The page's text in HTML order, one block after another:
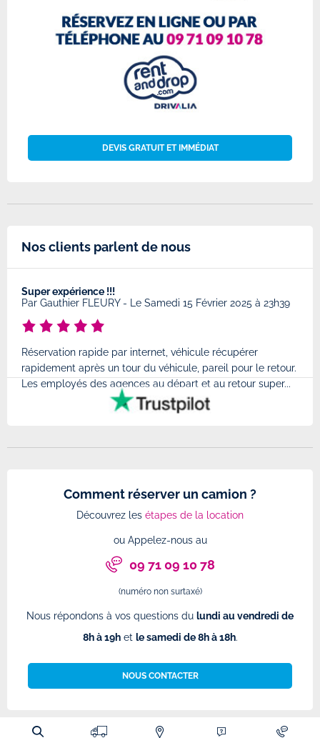
DEVIS GRATUIT ET IMMÉDIAT
Nos clients parlent de nous
Super expérience !!!
Par Gauthier FLEURY- Le Samedi 15 Février 2025 à 23h39
Réservation rapide par internet, véhicule récupérer
rapidement après un tour du véhicule, pareil pour le retour.
Les employés des agences au départ et au retour super...
Comment réserver un camion ?
Découvrez les étapes de la location
ou Appelez-nous au
09 71 09 10 78
(numéro non surtaxé)
Nous répondons à vos questions du lundi au vendredi de
8h à 19het le samedi de 8h à 18h.
NOUS CONTACTER